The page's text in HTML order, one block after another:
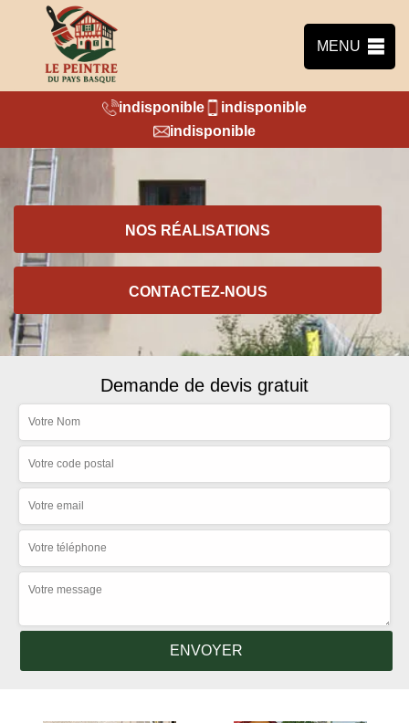
MENU
indisponible
indisponible
indisponible
NOS RÉALISATIONS
CONTACTEZ-NOUS
Demande de devis gratuit